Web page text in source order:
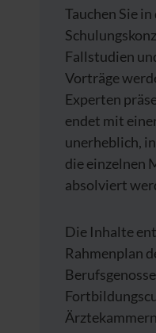
Tauchen Sie
Fallstudien
Vorträge
Experten
endet mit
unerheblich,
die einzelnen
absolviert
Die Inhalte
Rahmenplan